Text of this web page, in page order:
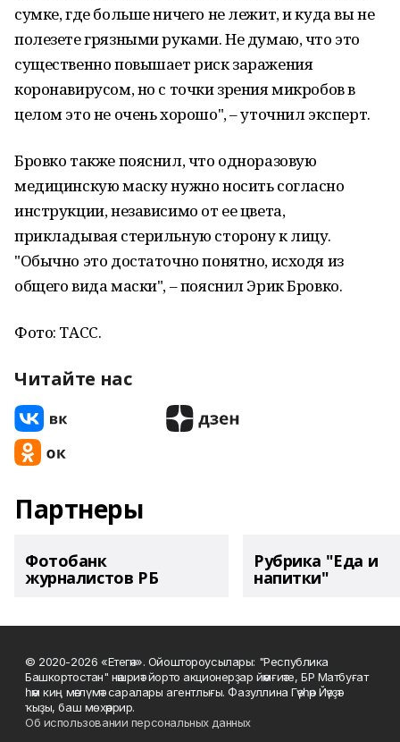
сумке, где больше ничего не лежит, и куда вы не
полезете грязными руками. Не думаю, что это
существенно повышает риск заражения
коронавирусом, но с точки зрения микробов в
целом это не очень хорошо", – уточнил эксперт.
Бровко также пояснил, что одноразовую
медицинскую маску нужно носить согласно
инструкции, независимо от ее цвета,
прикладывая стерильную сторону к лицу.
"Обычно это достаточно понятно, исходя из
общего вида маски", – пояснил Эрик Бровко.
Фото: ТАСС.
Читайте нас
Партнеры
Фотобанк
журналистов РБ
Рубрика "Еда и
напитки"
© 2020-2026 «Етегән». Ойоштороусылары: "Республика
Башкортостан" нәшриәт йорто акционерҙар йәмғиәте, БР Матбуғат
һәм киң мәғлүмәт саралары агентлығы. Фазуллина Гәүһәр Йәүҙәт
ҡыҙы, баш мөхәррир.
Об использовании персональных данных